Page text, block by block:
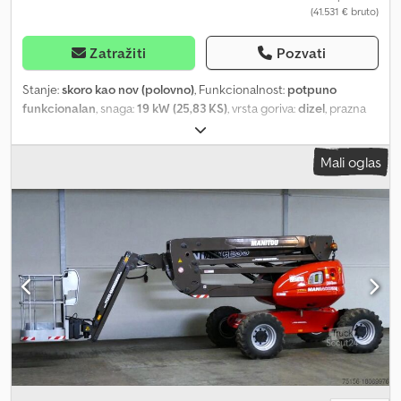
(41.531 € bruto)
Zatražiti Pozvati
Stanje:skoro kao nov (polovno), Funkcionalnost: potpuno
funkcionalan , snaga:19 kW (25,83 KS) , vrsta goriva:dizel , prazna
, stanje lanca:
prva registracija:02/2024, Godina proizvodnje:2023, radni sati:230
UVV bezbednosna provera, dodatna prednja svetla,
standardna lopata
, Perkins dizel motor (18,4 kW / 25 KS / Emisioni
(elektroproporcionalna) Preklopni ventil za kašiku i hvataljku
Preklopni ventil za prelazak sa jednostrukog (čekić) na dvostruko
delovanje Dužina rukovca 1.300 mm LED radna svetla Priprema za
radio Grejanje Mehanički brzi izmenjivač Tip03 Lehnhoff sistem
Cjdpfx Aouggkfjgrerf 1 standardna iskopna kašika po izboru Težina
cca 2.850 kg JCB fabrička garancija do 9/2026
Mali oglas